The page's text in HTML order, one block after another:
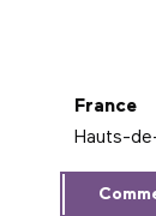
France
Hauts-